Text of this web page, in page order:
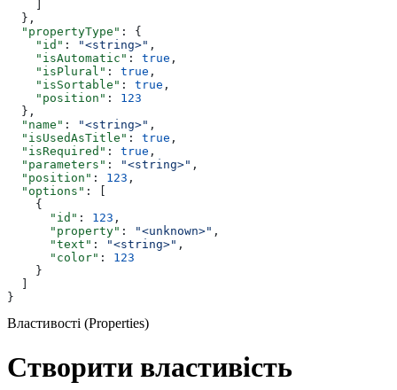
  },
  "propertyType"
: {
    "id"
: "<string>" ,
    "isAutomatic"
: true ,
    "isPlural"
: true ,
    "isSortable"
: true ,
    "position"
: 123
  },
  "name"
: "<string>" ,
  "isUsedAsTitle"
: true ,
  "isRequired"
: true ,
  "parameters"
: "<string>" ,
  "position"
: 123 ,
  "options"
: [
    {
      "id"
: 123 ,
      "property"
: "<unknown>" ,
      "text"
: "<string>" ,
      "color"
: 123
    }
}
Властивості (Properties)
Створити властивість